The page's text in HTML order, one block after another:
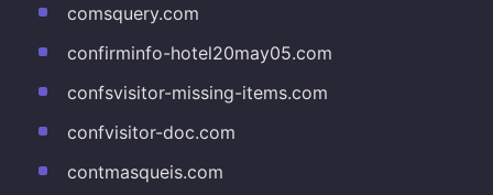
comsquery.com
confirminfo-hotel20may05.com
confsvisitor-missing-items.com
confvisitor-doc.com
contmasqueis.com